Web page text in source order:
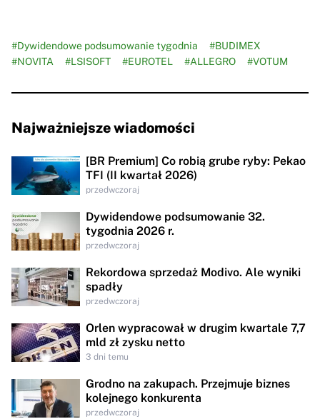
#Dywidendowe podsumowanie tygodnia
#BUDIMEX
#NOVITA
#LSISOFT #EUROTEL #ALLEGRO #VOTUM
Najważniejsze wiadomości
[BR Premium] Co robią grube ryby: Pekao
TFI (II kwartał 2026)
przedwczoraj
Dywidendowe podsumowanie 32.
tygodnia 2026 r.
przedwczoraj
Rekordowa sprzedaż Modivo. Ale wyniki
spadły
przedwczoraj
Orlen wypracował w drugim kwartale 7,7
mld zł zysku netto
3 dni temu
Grodno na zakupach. Przejmuje biznes
kolejnego konkurenta
przedwczoraj